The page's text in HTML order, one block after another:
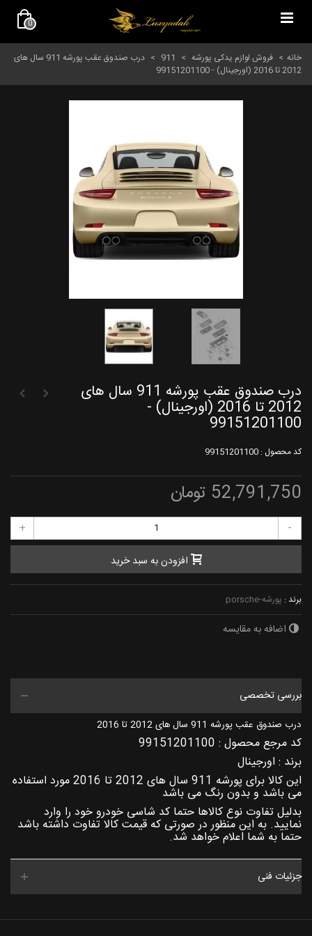
0
خانه > فروش لوازم یدکی پورشه >
911
>
درب صندوق عقب پورشه 911 سال های
2012 تا 2016 (اورجینال) - 99151201100
درب صندوق عقب پورشه 911 سال های
2012 تا 2016 (اورجینال) -
99151201100
کد محصول : 99151201100
52,791,750 تومان
-
+
افزودن به سبد خرید
برند : پورشه-porsche
اضافه به مقایسه
بررسی تخصصی
درب صندوق عقب پورشه 911 سال های 2012 تا 2016
کد مرجع محصول : 99151201100
برند : اورجینال
این کالا برای پورشه 911 سال های 2012 تا 2016 مورد استفاده
می باشد و بدون رنگ می باشد
بدلیل تفاوت نوع کالاها حتما کد شاسی خودرو خود را وارد
نمایید. به این منظور در صورتی که قیمت کالا تفاوت داشته باشد
حتما به شما اعلام خواهد شد.
جزئیات فنی